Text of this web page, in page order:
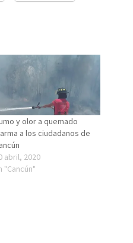
y olor a quemado
a los ciudadanos de
abril, 2020
"Cancún"